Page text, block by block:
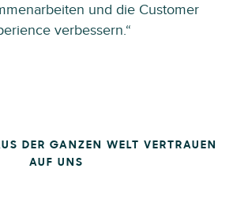
und die Customer
verbessern.“
DER GANZEN WELT VERTRAUEN
AUF UNS